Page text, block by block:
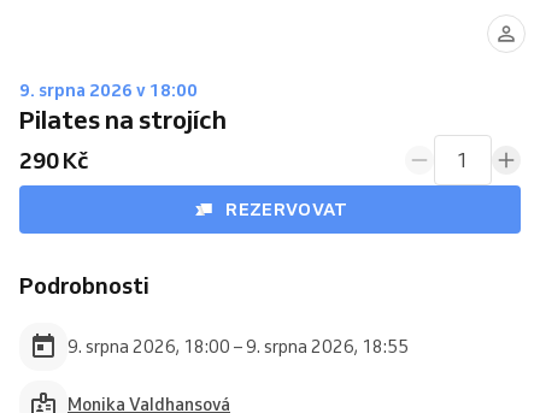
9. srpna 2026 v 18:00
Pilates na strojích
290 Kč 1
REZERVOVAT
Podrobnosti
9. srpna 2026, 18:00 – 9. srpna 2026, 18:55
Monika Valdhansová